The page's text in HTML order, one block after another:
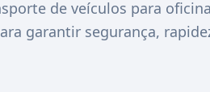
de veículos para
garantir segurança,